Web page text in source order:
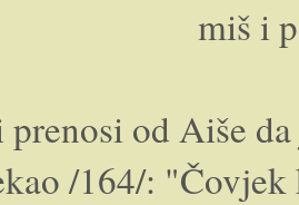
miš i
prenosi od Aiše
/164/: